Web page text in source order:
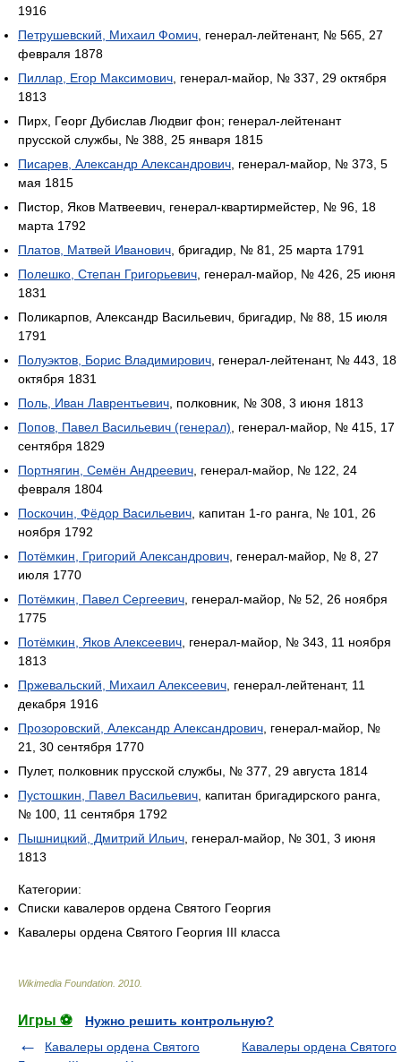
1916
Петрушевский, Михаил Фомич , генерал-лейтенант, № 565, 27
февраля 1878
Пиллар, Егор Максимович , генерал-майор, № 337, 29 октября
1813
Пирх, Георг Дубислав Людвиг фон; генерал-лейтенант
прусской службы, № 388, 25 января 1815
Писарев, Александр Александрович , генерал-майор, № 373, 5
мая 1815
Пистор, Яков Матвеевич, генерал-квартирмейстер, № 96, 18
марта 1792
Платов, Матвей Иванович , бригадир, № 81, 25 марта 1791
Полешко, Степан Григорьевич , генерал-майор, № 426, 25 июня
1831
Поликарпов, Александр Васильевич, бригадир, № 88, 15 июля
1791
Полуэктов, Борис Владимирович , генерал-лейтенант, № 443, 18
октября 1831
Поль, Иван Лаврентьевич , полковник, № 308, 3 июня 1813
Попов, Павел Васильевич (генерал) , генерал-майор, № 415, 17
сентября 1829
Портнягин, Семён Андреевич , генерал-майор, № 122, 24
февраля 1804
Поскочин, Фёдор Васильевич , капитан 1-го ранга, № 101, 26
ноября 1792
Потёмкин, Григорий Александрович , генерал-майор, № 8, 27
июля 1770
Потёмкин, Павел Сергеевич , генерал-майор, № 52, 26 ноября
1775
Потёмкин, Яков Алексеевич , генерал-майор, № 343, 11 ноября
1813
Пржевальский, Михаил Алексеевич , генерал-лейтенант, 11
декабря 1916
Прозоровский, Александр Александрович , генерал-майор, №
21, 30 сентября 1770
Пулет, полковник прусской службы, № 377, 29 августа 1814
Пустошкин, Павел Васильевич , капитан бригадирского ранга,
№ 100, 11 сентября 1792
Пышницкий, Дмитрий Ильич , генерал-майор, № 301, 3 июня
1813
Категории:
Списки кавалеров ордена Святого Георгия
Кавалеры ордена Святого Георгия III класса
Wikimedia Foundation 2010
Игры ⚽
Нужно решить контрольную?
Кавалеры ордена Святого
Кавалеры ордена Святого